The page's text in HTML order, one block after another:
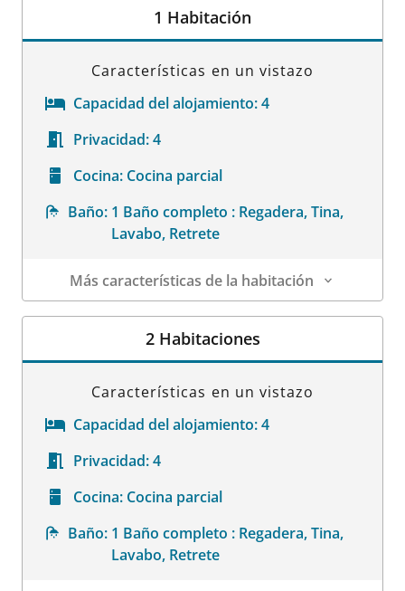
1 Habitación
Características en un vistazo
Capacidad del alojamiento:4
Privacidad:4
Cocina: Cocina parcial
Baño: 1 Baño completo : Regadera, Tina,
Lavabo, Retrete
Más características de la habitación
Datos de la habitación
2 Habitaciones
Características en un vistazo
Capacidad del alojamiento:4
Privacidad:4
Cocina: Cocina parcial
Baño: 1 Baño completo : Regadera, Tina,
Lavabo, Retrete